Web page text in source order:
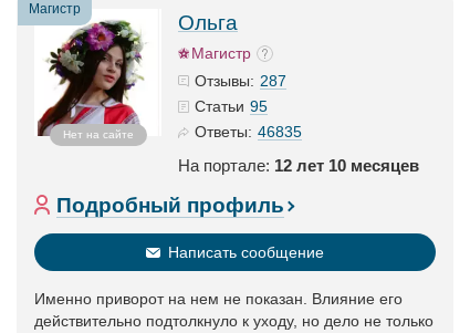
Магистр
Нет на сайте
Ольга
Магистр
Отзывы: 287
Статьи 95
Ответы: 46835
На портале: 12 лет 10 месяцев
Подробный профиль
Написать сообщение
Именно приворот на нем не показан. Влияние его
действительно подтолкнуло к уходу, но дело не только